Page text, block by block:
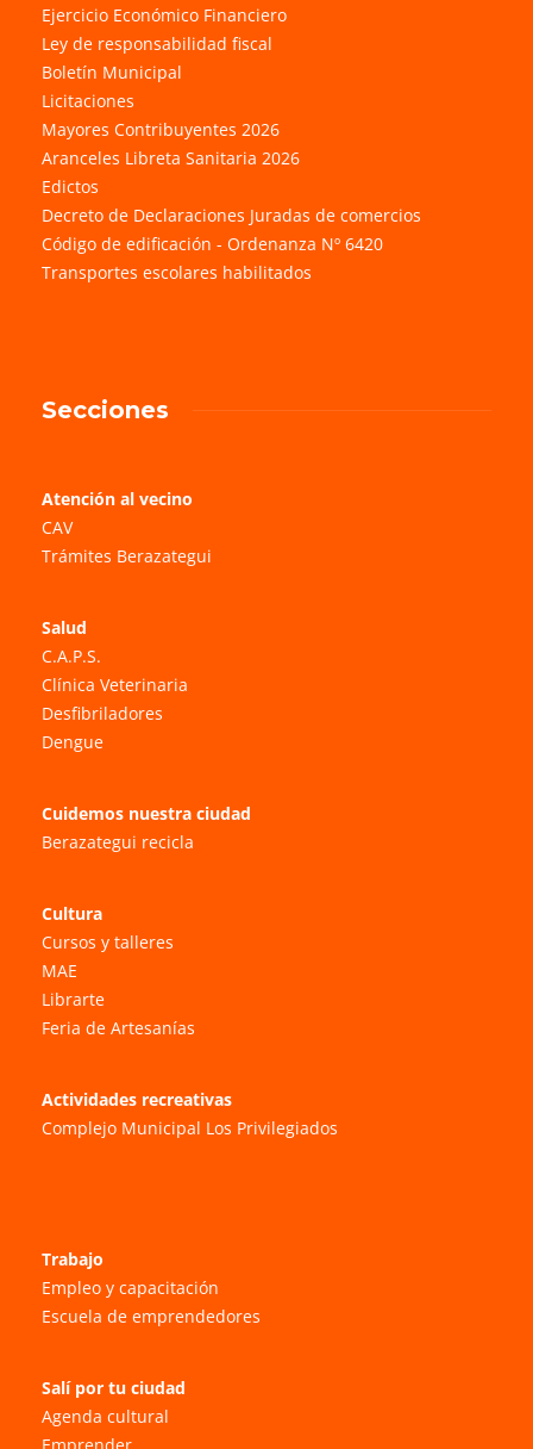
Ejercicio Económico Financiero
Ley de responsabilidad fiscal
Boletín Municipal
Licitaciones
Mayores Contribuyentes 2026
Aranceles Libreta Sanitaria 2026
Edictos
Decreto de Declaraciones Juradas de comercios
Código de edificación - Ordenanza Nº 6420
Transportes escolares habilitados
Secciones
Atención al vecino
CAV
Trámites Berazategui
Salud
C.A.P.S.
Clínica Veterinaria
Desfibriladores
Dengue
Cuidemos nuestra ciudad
Berazategui recicla
Cultura
Cursos y talleres
MAE
Librarte
Feria de Artesanías
Actividades recreativas
Complejo Municipal Los Privilegiados
Trabajo
Empleo y capacitación
Escuela de emprendedores
Salí por tu ciudad
Agenda cultural